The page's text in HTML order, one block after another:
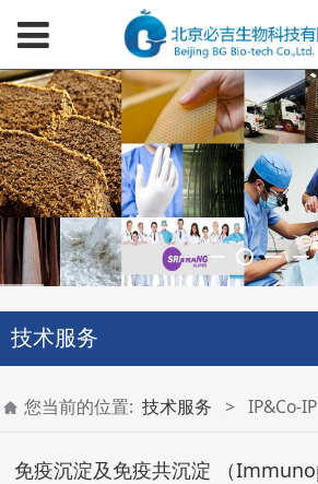
技术服务
您当前的位置: 技术服务 > IP&Co-IP